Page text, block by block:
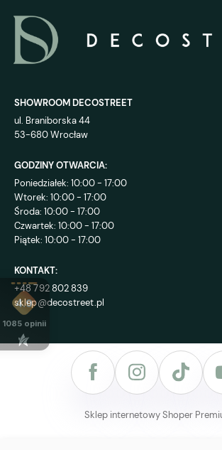
SHOWROOM DECOSTREET
ul. Braniborska 44
53-680 Wrocław
GODZINY OTWARCIA:
Poniedziałek: 10:00 - 17:00
Wtorek: 10:00 - 17:00
Środa: 10:00 - 17:00
Czwartek: 10:00 - 17:00
Piątek: 10:00 - 17:00
KONTAKT:
+48 792 802 839
sklep@decostreet.pl
4.9
1085 opinii
Sklep internetowy Shoper